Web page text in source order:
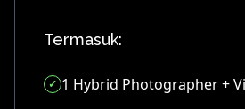
Termasuk:
1 Hybrid Photographer +